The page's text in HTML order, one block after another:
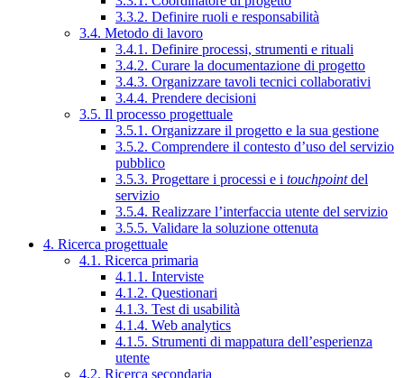
3.3.2. Definire ruoli e responsabilità
3.4. Metodo di lavoro
3.4.1. Definire processi, strumenti e rituali
3.4.2. Curare la documentazione di progetto
3.4.3. Organizzare tavoli tecnici collaborativi
3.4.4. Prendere decisioni
3.5. Il processo progettuale
3.5.1. Organizzare il progetto e la sua gestione
3.5.2. Comprendere il contesto d’uso del servizio
pubblico
3.5.3. Progettare i processi e i touchpointdel
servizio
3.5.4. Realizzare l’interfaccia utente del servizio
3.5.5. Validare la soluzione ottenuta
4. Ricerca progettuale
4.1. Ricerca primaria
4.1.1. Interviste
4.1.2. Questionari
4.1.3. Test di usabilità
4.1.4. Web analytics
4.1.5. Strumenti di mappatura dell’esperienza
utente
4.2. Ricerca secondaria